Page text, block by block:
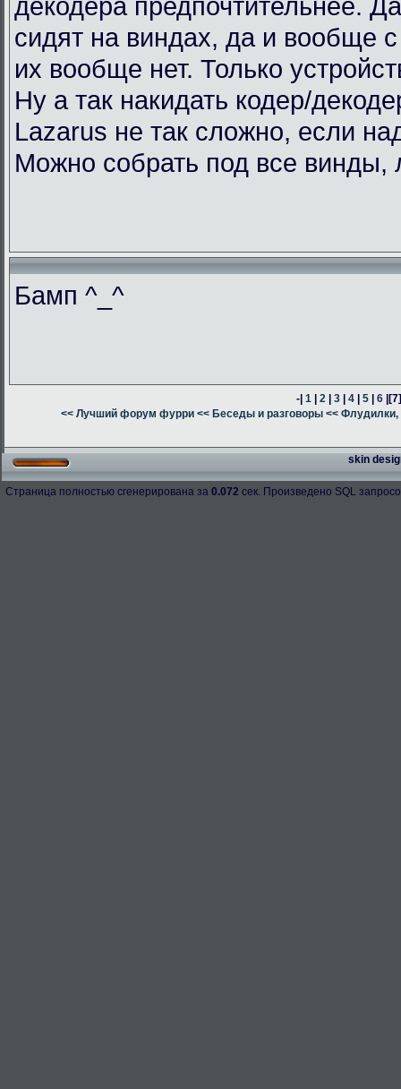
сидят на виндах, да и вообще с
их вообще нет. Только
Ну а так накидать кодер/
Lazarus не так сложно, если
Можно собрать под все винды,
Бамп ^_^
-|1 |2 |3 |4 |5 |6 |
<< Лучший форум фурри << Беседы и разговоры << Флудилки,
skin
Страница полностью сгенерирована за 0.072 сек. Произведено SQL